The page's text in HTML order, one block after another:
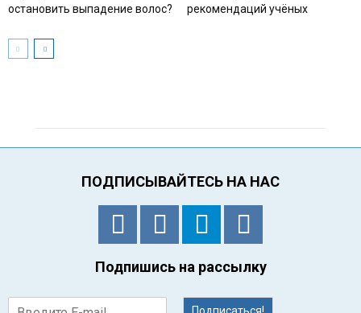
остановить выпадение волос?
рекомендаций учёных
ПОДПИСЫВАЙТЕСЬ НА НАС
Подпишись на рассылку